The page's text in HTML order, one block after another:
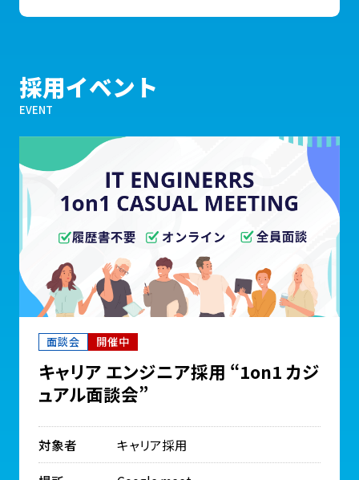
採用イベント
EVENT
面談会 開催中
キャリア エンジニア採用 “1on1 カジ
ュアル面談会”
対象者 キャリア採用